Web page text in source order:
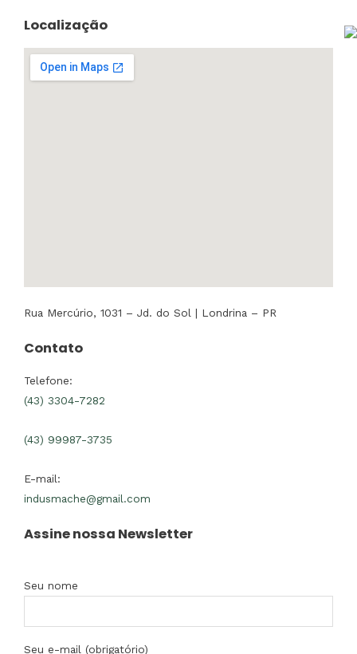
Localização
Rua Mercúrio, 1031 – Jd. do Sol | Londrina – PR
Contato
Telefone:
(43) 3304-7282
(43) 99987-3735
E-mail:
indusmache@gmail.com
Assine nossa Newsletter
Seu nome
Seu e-mail (obrigatório)